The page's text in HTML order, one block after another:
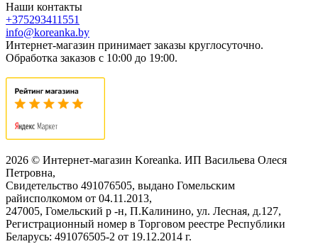
Наши контакты
+375293411551
info@koreanka.by
Интернет-магазин принимает заказы круглосуточно.
Обработка заказов с 10:00 до 19:00.
2026 © Интернет-магазин Koreanka. ИП Васильева Олеся
Петровна,
Свидетельство ‎491076505, выдано Гомельским
райисполкомом от 04.11.2013,
247005, Гомельский р -н, П.Калинино, ул. Лесная, д.127,
Регистрационный номер в Торговом реестре Республики
Беларусь: ‎491076505-2 от 19.12.2014 г.